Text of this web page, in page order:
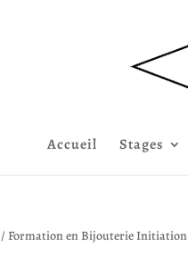
Accueil Stages
/ Formation en Bijouterie Initiation